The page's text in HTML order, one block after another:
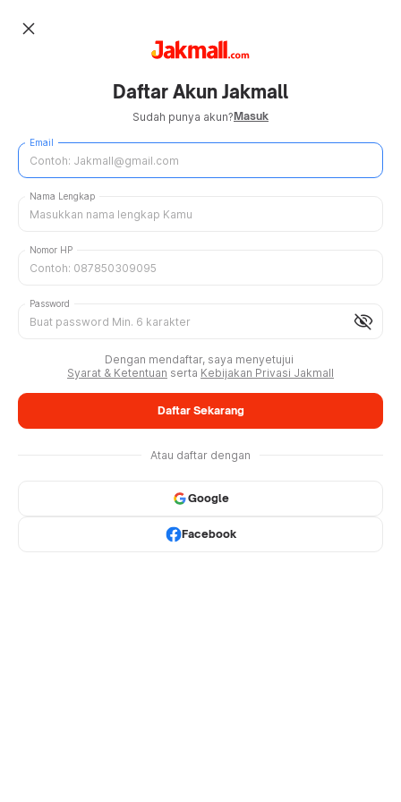
close
Daftar Akun Jakmall
Sudah punya akun?Masuk
Email
Nama Lengkap
Nomor HP
visibility_off
Password
Dengan mendaftar, saya menyetujui
Syarat & Ketentuan serta Kebijakan Privasi Jakmall
Daftar Sekarang
Atau daftar dengan
Google
Facebook